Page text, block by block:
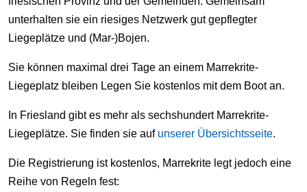
unterhalten sie ein riesiges Netzwerk gut gepflegter
Liegeplätze und (Mar-)Bojen.
Sie können maximal drei Tage an einem Marrekrite-
Liegeplatz bleiben Legen Sie kostenlos mit dem Boot an.
In Friesland gibt es mehr als sechshundert Marrekrite-
Liegeplätze. Sie finden sie auf unserer Übersichtsseite.
Die Registrierung ist kostenlos, Marrekrite legt jedoch eine
Reihe von Regeln fest: